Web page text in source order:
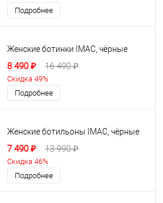
Подробнее
Женские ботинки IMAC, чёрные
8 490 ₽ 16 490 ₽
Скидка 49%
Подробнее
Женские ботильоны IMAC, чёрные
7 490 ₽ 13 990 ₽
Скидка 46%
Подробнее